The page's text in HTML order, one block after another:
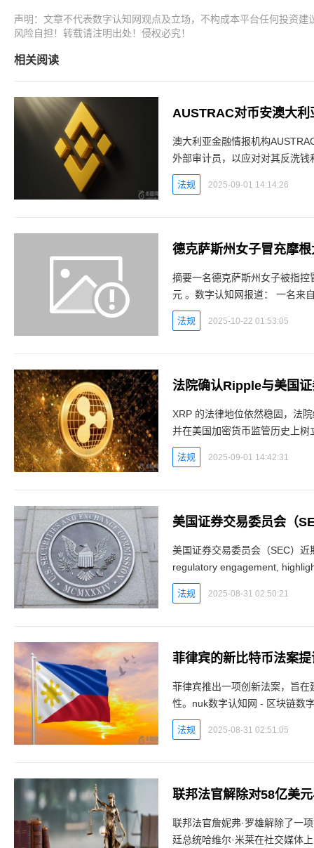
声明：文章不代表数字认知网观点及立场，不构成本平台任何投资
风险自担！转载请注明出处！侵权必究！
相关阅读
澳大利亚金融情报机构
外部审计员，以应对对其反洗钱
知网 - 区块链数字货币实时行情
法规 2025-09-01 14:14:26
德克萨斯州女子冒充摩
摘要一名德克萨斯州女子被指
元 。数字认知网报道： 一名来自德克萨斯州的女子因冒充摩根大通并从一对老年夫妇的银行
账户中盗取4.9万美元，被判处
法规 2025-10-22 01:53:05
XRP 的法律地位依然稳固，法
并在美国加密货币监管历史上
情平台法院终结 Ripple 与 SEC
法规 2025-09-01 14:42:31
美国证券交易委员会（SEC）
regulatory engagement,
法规 2025-08-31 02:50:21
菲律宾的新比特币法案
菲律宾推出一项创新法案，旨
性。nuk数字认知网 - 区块链数
经济主权菲律宾正在采取新措
法规 2025-08-31 02:51:05
联邦法官解除对58亿美
联邦法官詹妮弗·罗雄解除了一
廷总统哈维尔·米莱在社交媒体